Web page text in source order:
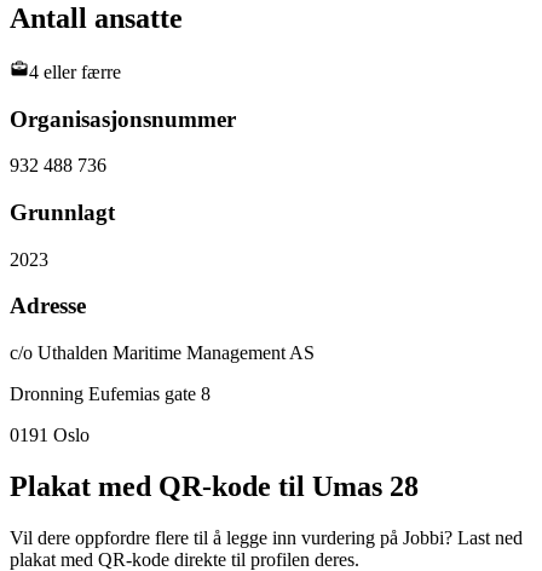
Antall ansatte
4 eller færre
Organisasjonsnummer
932 488 736
Grunnlagt
2023
Adresse
c/o Uthalden Maritime Management AS
Dronning Eufemias gate 8
0191 Oslo
Plakat med QR-kode til Umas 28
Vil dere oppfordre flere til å legge inn vurdering på Jobbi? Last ned
plakat med QR-kode direkte til profilen deres.